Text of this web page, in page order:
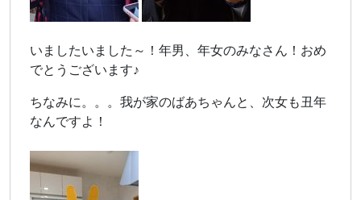
いましたいました～！年男、年女のみなさん！おめ
でとうございます♪
ちなみに。。。我が家のばあちゃんと、次女も丑年
なんですよ！